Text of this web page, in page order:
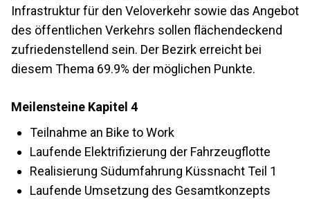
Infrastruktur für den Veloverkehr sowie das Angebot
des öffentlichen Verkehrs sollen flächendeckend
zufriedenstellend sein. Der Bezirk erreicht bei
diesem Thema 69.9% der möglichen Punkte.
Meilensteine Kapitel 4
Teilnahme an Bike to Work
Laufende Elektrifizierung der Fahrzeugflotte
Realisierung Südumfahrung Küssnacht Teil 1
Laufende Umsetzung des Gesamtkonzepts